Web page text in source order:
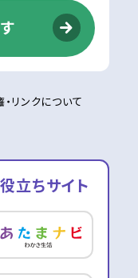
リンクについて
立ちサイト